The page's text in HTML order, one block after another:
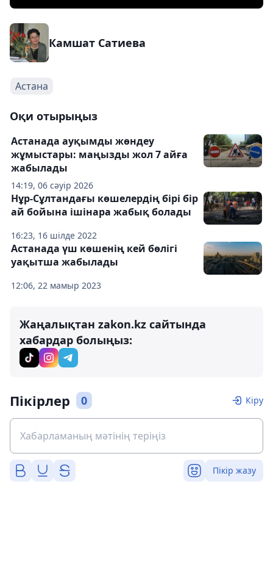
Камшат Сатиева
Астана
Оқи отырыңыз
14:19, 06 сәуір 2026
Астанада ауқымды жөндеу
жұмыстары: маңызды жол 7 айға
жабылады
16:23, 16 шілде 2022
Нұр-Сұлтандағы көшелердің бірі бір
ай бойына ішінара жабық болады
12:06, 22 мамыр 2023
Астанада үш көшенің кей бөлігі
уақытша жабылады
Жаңалықтан zakon.kz сайтында
хабардар болыңыз:
Пікірлер 0 Кіру
Пікір жазу